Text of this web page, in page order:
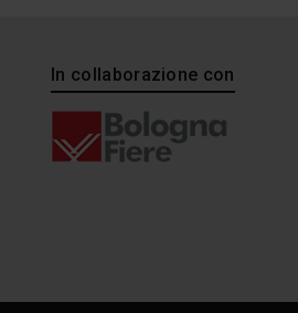
In collaborazione con